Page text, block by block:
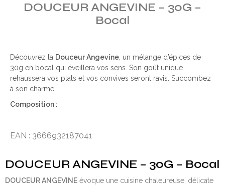
DOUCEUR ANGEVINE – 30G –
Bocal
Découvrez la Douceur Angevine , un mélange d’épices de
30g en bocal qui éveillera vos sens. Son goût unique
rehaussera vos plats et vos convives seront ravis. Succombez
à son charme !
Composition :
EAN : 3666932187041
DOUCEUR ANGEVINE – 30G – Bocal
DOUCEUR ANGEVINE évoque une cuisine chaleureuse, délicate